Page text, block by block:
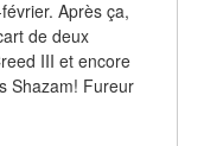
Après ça,
de deux
III et encore
Shazam! Fureur